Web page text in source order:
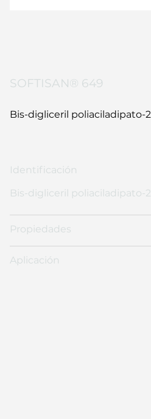
SOFTISAN® 649
Bis-digliceril poliaciladipato-2
Identificación
Bis-digliceril poliaciladipato-2
Propiedades
Aplicación